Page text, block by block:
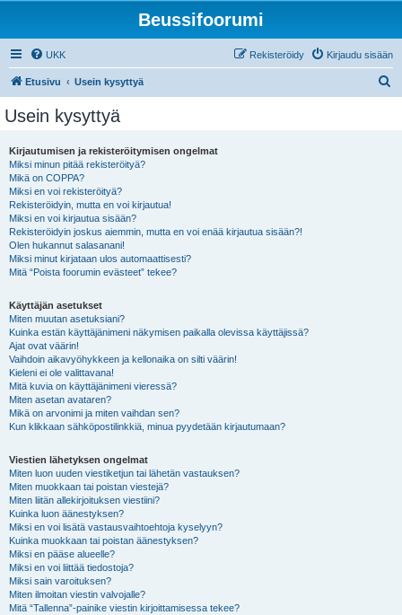
Beussifoorumi
UKK Kirjaudu sisään
Rekisteröidy
Etusivu Usein kysyttyä
Usein kysyttyä
Kirjautumisen ja rekisteröitymisen ongelmat
Miksi minun pitää rekisteröityä?
Mikä on COPPA?
Miksi en voi rekisteröityä?
Rekisteröidyin, mutta en voi kirjautua!
Miksi en voi kirjautua sisään?
Rekisteröidyin joskus aiemmin, mutta en voi enää kirjautua sisään?!
Olen hukannut salasanani!
Miksi minut kirjataan ulos automaattisesti?
Mitä “Poista foorumin evästeet” tekee?
Käyttäjän asetukset
Miten muutan asetuksiani?
Kuinka estän käyttäjänimeni näkymisen paikalla olevissa käyttäjissä?
Ajat ovat väärin!
Vaihdoin aikavyöhykkeen ja kellonaika on silti väärin!
Kieleni ei ole valittavana!
Mitä kuvia on käyttäjänimeni vieressä?
Miten asetan avataren?
Mikä on arvonimi ja miten vaihdan sen?
Kun klikkaan sähköpostilinkkiä, minua pyydetään kirjautumaan?
Viestien lähetyksen ongelmat
Miten luon uuden viestiketjun tai lähetän vastauksen?
Miten muokkaan tai poistan viestejä?
Miten liitän allekirjoituksen viestiini?
Kuinka luon äänestyksen?
Miksi en voi lisätä vastausvaihtoehtoja kyselyyn?
Kuinka muokkaan tai poistan äänestyksen?
Miksi en pääse alueelle?
Miksi en voi liittää tiedostoja?
Miksi sain varoituksen?
Miten ilmoitan viestin valvojalle?
Mitä “Tallenna”-painike viestin kirjoittamisessa tekee?